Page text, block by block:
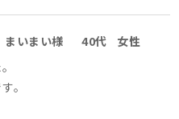
まいまい様 40代
女性
。